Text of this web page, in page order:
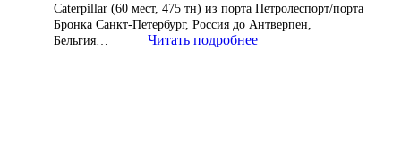
Caterpillar (60 мест, 475 тн) из порта Петролеспорт/порта
Бронка Санкт-Петербург, Россия до Антверпен,
Бельгия…
Читать подробнее